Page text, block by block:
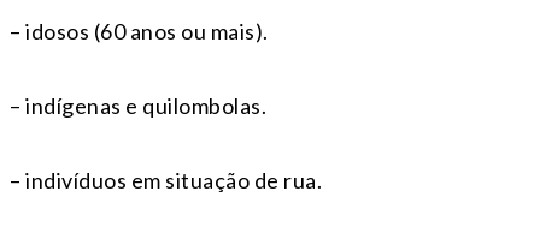
– idosos (60 anos ou mais).
– indígenas e quilombolas.
– indivíduos em situação de rua.